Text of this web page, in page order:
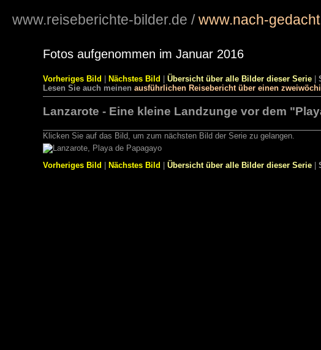
www.reiseberichte-bilder.de /www.nach-
Fotos aufgenommen im Januar 2016
Vorheriges Bild | Nächstes Bild | Übersicht über alle Bilder dieser Serie |
Lesen Sie auch meinen ausführlichen Reisebericht über einen
Lanzarote - Eine kleine Landzunge vor dem
Klicken Sie auf das Bild, um zum nächsten Bild der Serie zu gelangen.
Vorheriges Bild Nächstes Bild Übersicht über alle Bilder dieser Serie